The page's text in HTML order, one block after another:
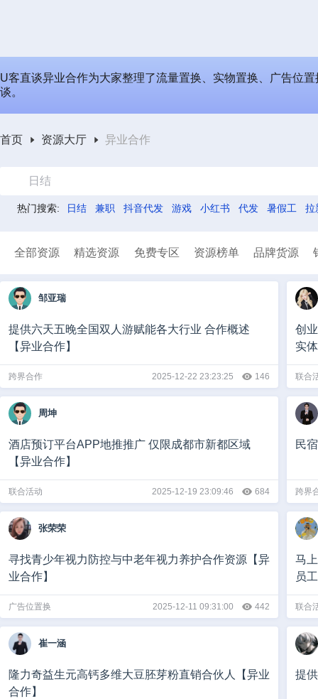
U客直谈异业合作为大家整理了流量置换、实物置换、广告位
谈。
首页 资源大厅 异业合作
日结
热门搜索: 日结 兼职 抖音代发 游戏 小红书 代发 暑假工 拉
全部资源 精选资源 免费专区 资源榜单 品牌货源
邹亚瑞
提供六天五晚全国双人游赋能各大行业 合作概述
【异业合作】
跨界合作 2025-12-22 23:23:25 146
创
实
联合
周坤
酒店预订平台APP地推推广 仅限成都市新都区域
【异业合作】
联合活动 2025-12-19 23:09:46 684
民
跨界
张荣荣
寻找青少年视力防控与中老年视力养护合作资源【异
业合作】
广告位置换 2025-12-11 09:31:00 442
马
员
联合
崔一涵
隆力奇益生元高钙多维大豆胚芽粉直销合伙人【异业
合作】
提